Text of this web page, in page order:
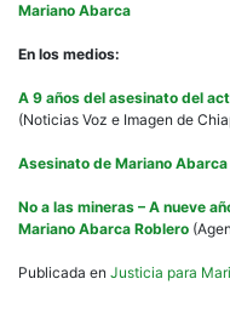
Mariano Abarca
En los medios:
A 9 años del asesinato del
(Noticias Voz e Imagen de
Asesinato de Mariano
No a las mineras – A nueve
Mariano Abarca Roblero
Publicada en Justicia para